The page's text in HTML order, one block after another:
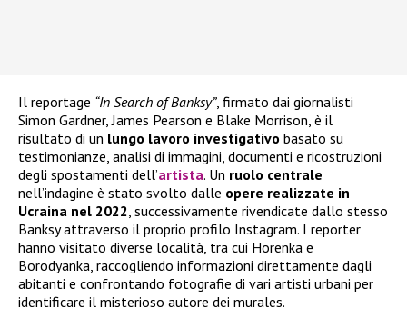
Il reportage “In Search of Banksy”, firmato dai giornalisti
Simon Gardner, James Pearson e Blake Morrison, è il
risultato di un lungo lavoro investigativo basato su
testimonianze, analisi di immagini, documenti e ricostruzioni
degli spostamenti dell’artista. Un ruolo centrale
nell’indagine è stato svolto dalle opere realizzate in
Ucraina nel 2022, successivamente rivendicate dallo stesso
Banksy attraverso il proprio profilo Instagram. I reporter
hanno visitato diverse località, tra cui Horenka e
Borodyanka, raccogliendo informazioni direttamente dagli
abitanti e confrontando fotografie di vari artisti urbani per
identificare il misterioso autore dei murales.